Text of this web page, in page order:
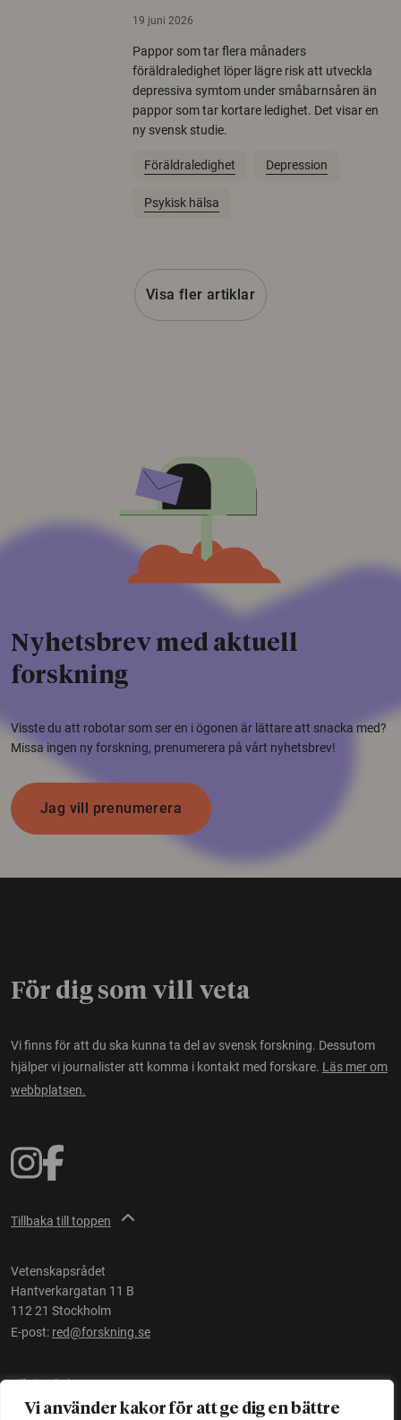
Vi använder kakor för att ge dig en bättre
19 juni 2026
Pappor som tar flera månaders
föräldraledighet löper lägre risk att utveckla
depressiva symtom under småbarnsåren än
pappor som tar kortare ledighet. Det visar en
ny svensk studie.
Föräldraledighet Depression
Psykisk hälsa
Visa fler artiklar
Nyhetsbrev med aktuell
forskning
Visste du att robotar som ser en i ögonen är lättare att snacka med?
Missa ingen ny forskning, prenumerera på vårt nyhetsbrev!
Jag vill prenumerera
För dig som vill veta
Vi finns för att du ska kunna ta del av svensk forskning. Dessutom
hjälper vi journalister att komma i kontakt med forskare. Läs mer om
webbplatsen.
Tillbaka till toppen
Vetenskapsrådet
Hantverkargatan 11 B
112 21 Stockholm
E-post: red@forskning.se
Tillgänglighet